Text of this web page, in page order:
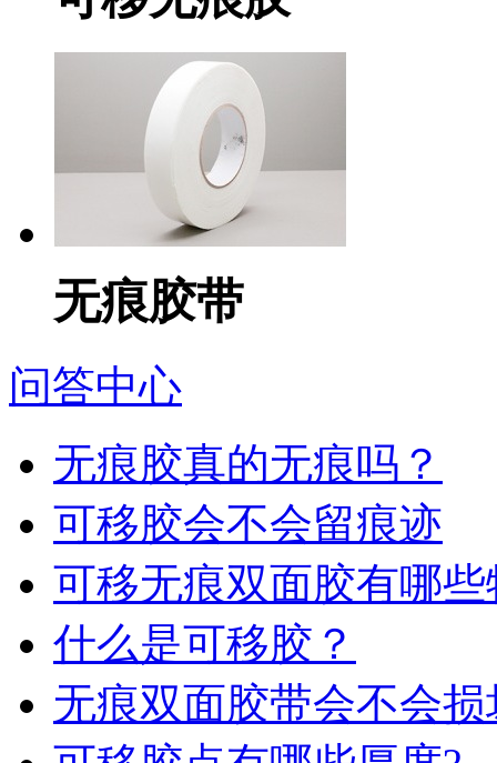
无痕胶带
问答中心
无痕胶真的无痕吗？
可移胶会不会留痕迹
可移无痕双面胶有哪
什么是可移胶？
无痕双面胶带会不会